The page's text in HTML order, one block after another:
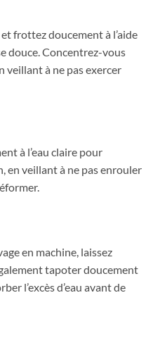
frottez doucement à l’aide
douce. Concentrez-vous
veillant à ne pas exercer
à l’eau claire pour
en veillant à ne pas enrouler
en machine, laissez
tapoter doucement
l’excès d’eau avant de